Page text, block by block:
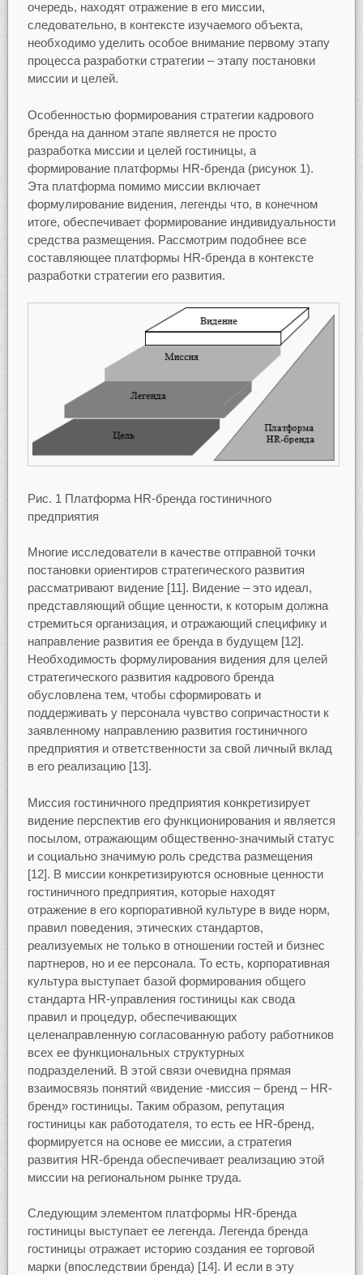
очередь, находят отражение в его миссии,
следовательно, в контексте изучаемого объекта,
необходимо уделить особое внимание первому этапу
процесса разработки стратегии – этапу постановки
миссии и целей.
Особенностью формирования стратегии кадрового
бренда на данном этапе является не просто
разработка миссии и целей гостиницы, а
формирование платформы HR-бренда (рисунок 1).
Эта платформа помимо миссии включает
формулирование видения, легенды что, в конечном
итоге, обеспечивает формирование индивидуальности
средства размещения. Рассмотрим подобнее все
составляющее платформы HR-бренда в контексте
разработки стратегии его развития.
Рис. 1 Платформа HR-бренда гостиничного
предприятия
Многие исследователи в качестве отправной точки
постановки ориентиров стратегического развития
рассматривают видение [11]. Видение – это идеал,
представляющий общие ценности, к которым должна
стремиться организация, и отражающий специфику и
направление развития ее бренда в будущем [12].
Необходимость формулирования видения для целей
стратегического развития кадрового бренда
обусловлена тем, чтобы сформировать и
поддерживать у персонала чувство сопричастности к
заявленному направлению развития гостиничного
предприятия и ответственности за свой личный вклад
в его реализацию [13].
Миссия гостиничного предприятия конкретизирует
видение перспектив его функционирования и является
посылом, отражающим общественно-значимый статус
и социально значимую роль средства размещения
[12]. В миссии конкретизируются основные ценности
гостиничного предприятия, которые находят
отражение в его корпоративной культуре в виде норм,
правил поведения, этических стандартов,
реализуемых не только в отношении гостей и бизнес
партнеров, но и ее персонала. То есть, корпоративная
культура выступает базой формирования общего
стандарта HR-управления гостиницы как свода
правил и процедур, обеспечивающих
целенаправленную согласованную работу работников
всех ее функциональных структурных
подразделений. В этой связи очевидна прямая
взаимосвязь понятий «видение -миссия – бренд – HR-
бренд» гостиницы. Таким образом, репутация
гостиницы как работодателя, то есть ее HR-бренд,
формируется на основе ее миссии, а стратегия
развития HR-бренда обеспечивает реализацию этой
миссии на региональном рынке труда.
Следующим элементом платформы HR-бренда
гостиницы выступает ее легенда. Легенда бренда
гостиницы отражает историю создания ее торговой
марки (впоследствии бренда) [14]. И если в эту